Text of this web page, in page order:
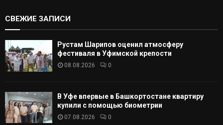
СВЕЖИЕ ЗАПИСИ
Рустам Шарипов оценил атмосферу
фестиваля в Уфимской крепости
08.08.2026 0
В Уфе впервые в Башкортостане квартиру
купили с помощью биометрии
07.08.2026 0